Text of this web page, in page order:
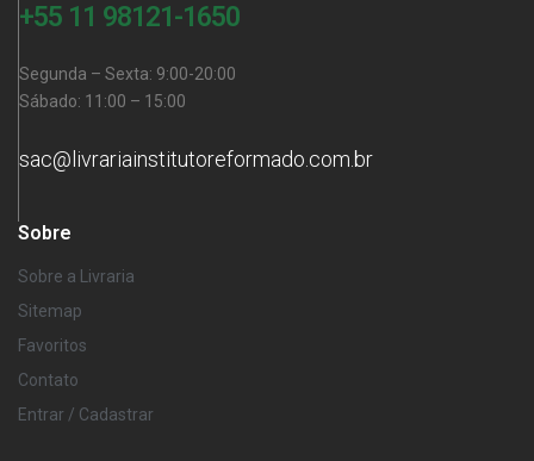
+55 11 98121-1650
Segunda – Sexta: 9:00-20:00
Sábado: 11:00 – 15:00
sac@livrariainstitutoreformado.com.br
Sobre
Sobre a Livraria
Sitemap
Favoritos
Contato
Entrar / Cadastrar